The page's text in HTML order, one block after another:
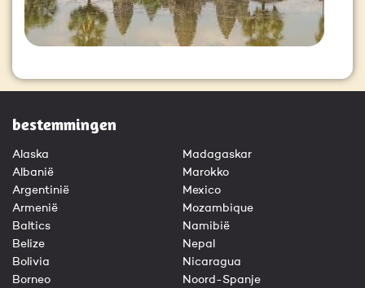
bestemmingen
Alaska
Albanië
Argentinië
Armenië
Baltics
Belize
Bolivia
Borneo
Madagaskar
Marokko
Mexico
Mozambique
Namibië
Nepal
Nicaragua
Noord-Spanje